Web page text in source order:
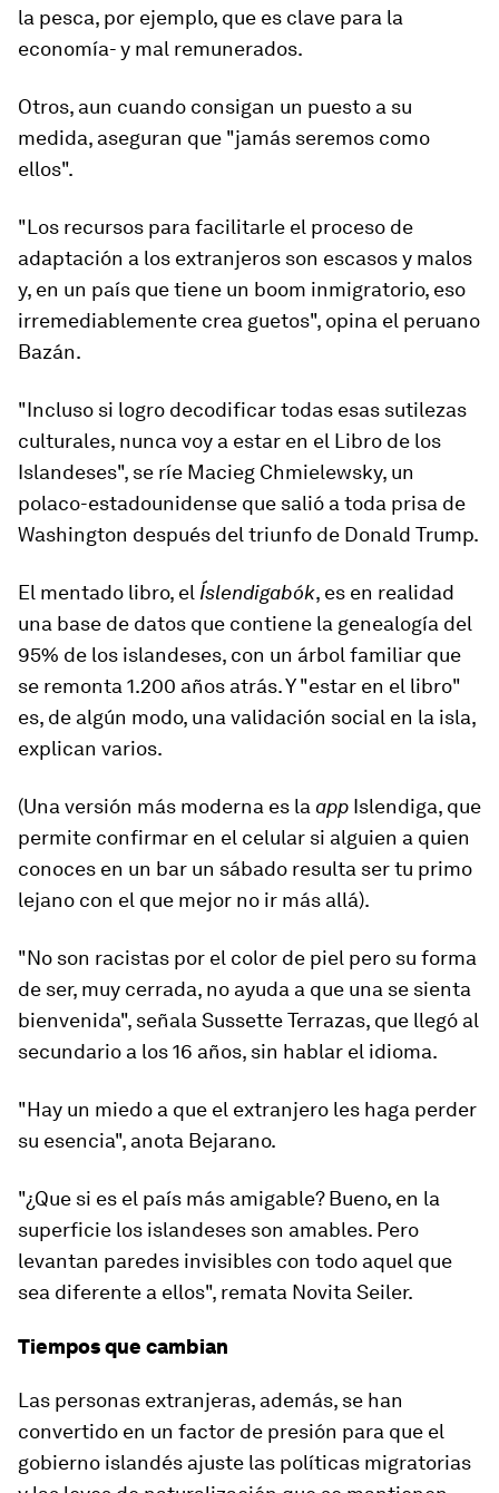
la pesca, por ejemplo, que es clave para la
economía- y mal remunerados.
Otros, aun cuando consigan un puesto a su
medida, aseguran que "jamás seremos como
ellos".
"Los recursos para facilitarle el proceso de
adaptación a los extranjeros son escasos y malos
y, en un país que tiene un boom inmigratorio, eso
irremediablemente crea guetos", opina el peruano
Bazán.
"Incluso si logro decodificar todas esas sutilezas
culturales, nunca voy a estar en el Libro de los
Islandeses", se ríe Macieg Chmielewsky, un
polaco-estadounidense que salió a toda prisa de
Washington después del triunfo de Donald Trump.
El mentado libro, el Íslendigabók, es en realidad
una base de datos que contiene la genealogía del
95% de los islandeses, con un árbol familiar que
se remonta1.200 años atrás.Y "estar en el libro"
es, de algún modo, una validación social en la isla,
explican varios.
(Una versión más moderna es laapp Islendiga, que
permite confirmar en el celular si alguien a quien
conoces en un bar un sábado resulta ser tu primo
lejano con el que mejor no ir más allá).
"No son racistas por el color de piel pero su forma
de ser, muy cerrada, no ayuda a que una se sienta
bienvenida", señala Sussette Terrazas, que llegó al
secundario a los 16 años, sin hablar el idioma.
"Hay un miedo a que el extranjero les haga perder
su esencia", anota Bejarano.
"¿Que si es el país más amigable? Bueno, en la
superficie los islandeses son amables. Pero
levantan paredes invisibles con todo aquel que
sea diferente a ellos", remata Novita Seiler.
Tiempos que cambian
Las personas extranjeras, además, se han
convertido en un factor de presión para que el
gobierno islandés ajuste las políticas migratorias